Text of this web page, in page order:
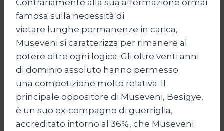
Contrariamente alla sua affermazione ormai
famosa sulla necessità di
vietare lunghe permanenze in carica,
Museveni si caratterizza per rimanere al
potere oltre ogni logica. Gli oltre venti anni
di dominio assoluto hanno permesso
una competizione molto relativa. Il
principale oppositore di Museveni, Besigye,
è un suo ex-compagno di guerriglia,
accreditato intorno al 36%, che Museveni